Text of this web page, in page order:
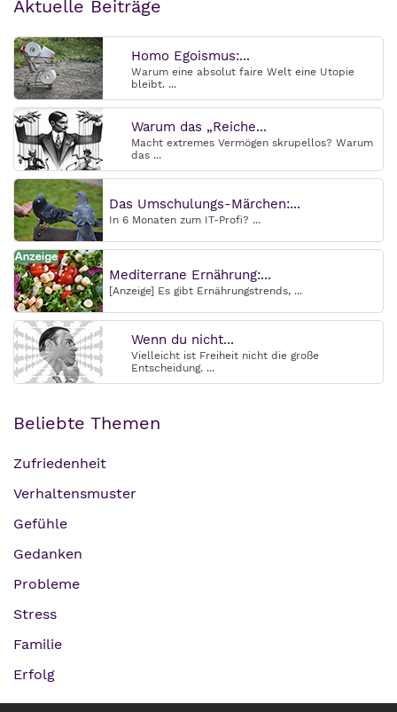
Aktuelle Beiträge
Homo Egoismus:...
Warum eine absolut faire Welt eine Utopie
bleibt. ...
Warum das „Reiche...
Macht extremes Vermögen skrupellos? Warum
das ...
Das Umschulungs-Märchen:...
In 6 Monaten zum IT-Profi? ...
Mediterrane Ernährung:...
[Anzeige] Es gibt Ernährungstrends, ...
Wenn du nicht...
Vielleicht ist Freiheit nicht die große
Entscheidung. ...
Beliebte Themen
Zufriedenheit
Verhaltensmuster
Gefühle
Gedanken
Probleme
Stress
Familie
Erfolg